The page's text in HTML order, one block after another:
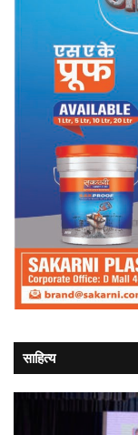
साहित्य